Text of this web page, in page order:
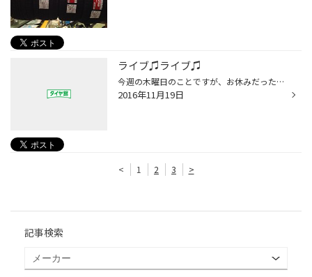
ライブ♫ライブ♫
今週の木曜日のことですが、お休みだったので京セラドームにお出かけしました。 目的は三代目j Soul brothersのライブです（≧∇≦） 平日にも関わらず、すごい人、人、人の多さですΣ（ﾟдﾟlll） 大人気のアーティストって凄いですね〜！！ 僕も三代目は好きなのでテンションが上がってしまいましたよ〜...
2016年11月19日
< 1 2 3 >
記事検索